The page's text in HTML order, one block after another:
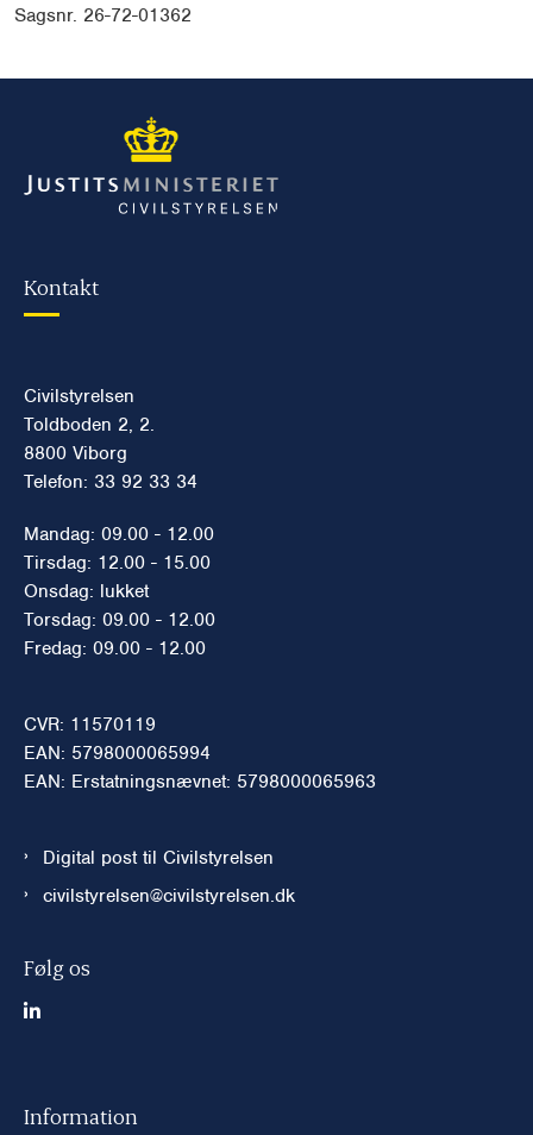
Sagsnr. 26-72-01362
Kontakt
Civilstyrelsen
Toldboden 2, 2.
8800 Viborg
Telefon: 33 92 33 34
Mandag: 09.00 - 12.00
Tirsdag: 12.00 - 15.00
Onsdag: lukket
Torsdag: 09.00 - 12.00
Fredag: 09.00 - 12.00
CVR: 11570119
EAN: 5798000065994
EAN: Erstatningsnævnet: 5798000065963
Digital post til Civilstyrelsen
civilstyrelsen@civilstyrelsen.dk
Følg os
Information